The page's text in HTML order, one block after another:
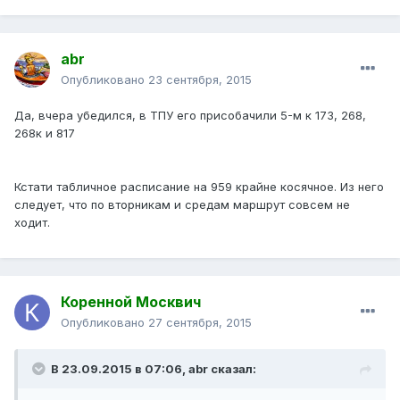
abr
Опубликовано 23 сентября, 2015
Да, вчера убедился, в ТПУ его присобачили 5-м к 173, 268,
268к и 817
Кстати табличное расписание на 959 крайне косячное. Из него
следует, что по вторникам и средам маршрут совсем не
ходит.
Коренной Москвич
Опубликовано 27 сентября, 2015
В 23.09.2015 в 07:06, abr сказал: